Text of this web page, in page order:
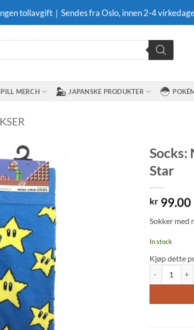
tollavgift｜Sendes fra Oslo, innen 2-4
MERCH JAPANSKE PRODUKTER
Socks:
Star
kr99.00
Sokker med
In stock
Kjøp dette